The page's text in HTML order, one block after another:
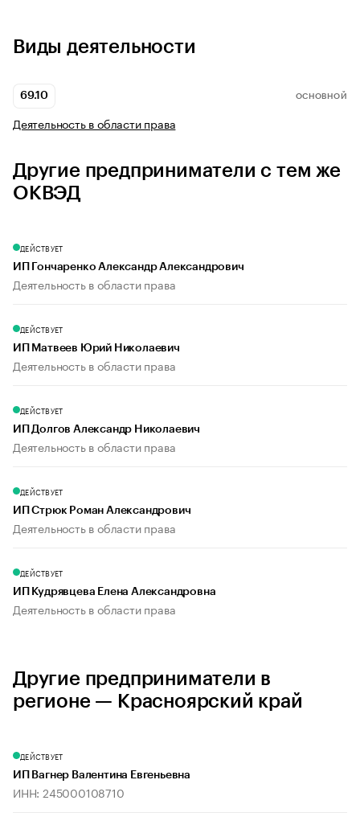
Виды деятельности
69.10 ОСНОВНОЙ
Деятельность в области права
Другие предприниматели с тем же
ОКВЭД
ДЕЙСТВУЕТ
ИП Гончаренко Александр Александрович
Деятельность в области права
ДЕЙСТВУЕТ
ИП Матвеев Юрий Николаевич
Деятельность в области права
ДЕЙСТВУЕТ
ИП Долгов Александр Николаевич
Деятельность в области права
ДЕЙСТВУЕТ
ИП Стрюк Роман Александрович
Деятельность в области права
ДЕЙСТВУЕТ
ИП Кудрявцева Елена Александровна
Деятельность в области права
Другие предприниматели в
регионе — Красноярский край
ДЕЙСТВУЕТ
ИП Вагнер Валентина Евгеньевна
ИНН: 245000108710